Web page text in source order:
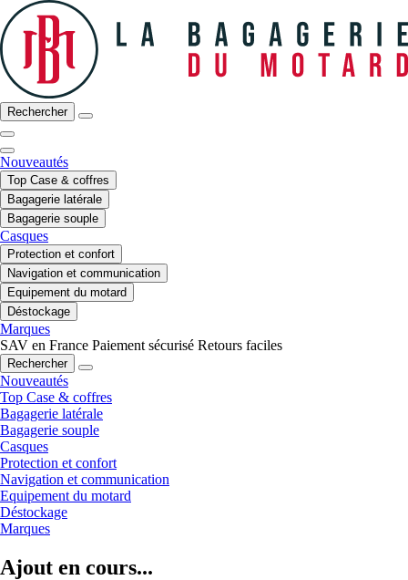
Rechercher
Nouveautés
Top Case & coffres
Bagagerie latérale
Bagagerie souple
Casques
Protection et confort
Navigation et communication
Equipement du motard
Déstockage
Marques
SAV en France Paiement sécurisé Retours faciles
Rechercher
Nouveautés
Top Case & coffres
Bagagerie latérale
Bagagerie souple
Casques
Protection et confort
Navigation et communication
Equipement du motard
Déstockage
Marques
Ajout en cours...